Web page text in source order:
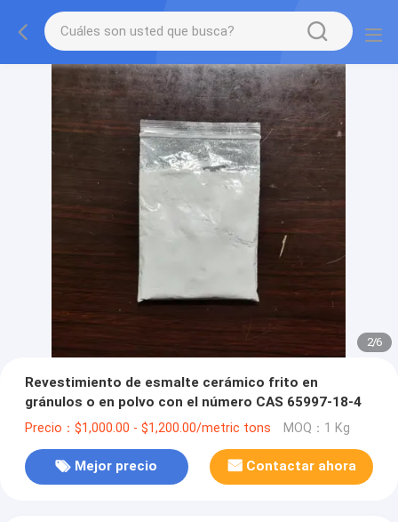
2/6
Revestimiento de esmalte cerámico frito en
gránulos o en polvo con el número CAS 65997-18-4
Precio：$1,000.00 - $1,200.00/metric tons MOQ：1 Kg
Mejor precio Contactar ahora